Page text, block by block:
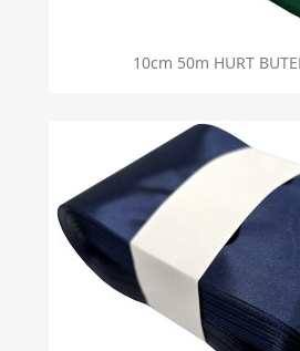
10cm 50m HURT